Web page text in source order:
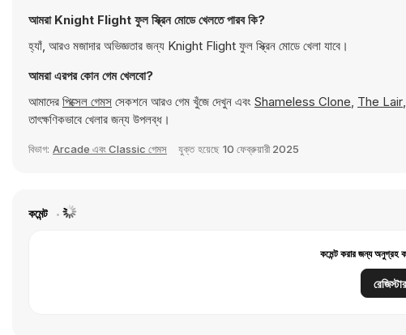
আমরা Knight Flight ফুল স্ক্রিন মোডে খেলতে পারব কি?
হ্যাঁ, আরও মজাদার অভিজ্ঞতার জন্য Knight Flight ফুল স্ক্রিন মোডে খেলা যাবে।
আমরা এরপর কোন গেম খেলবো?
আমাদের পিক্সেল গেমস সেকশনে আরও গেম খুঁজে দেখুন এবং Shameless Clone, The Lair,
তাৎক্ষণিকভাবে খেলার জন্য উপলব্ধ।
বিভাগ: Arcade এবং Classic গেমস যুক্ত হয়েছে 10 ফেব্রুয়ারী 2025
কমেন্ট
কমেন্ট করার জন্য অনুগ্রহ
রেজিস্টার